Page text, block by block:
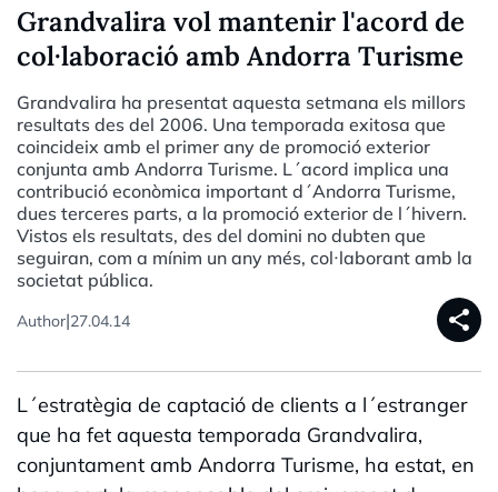
Grandvalira vol mantenir l'acord de
col·laboració amb Andorra Turisme
Grandvalira ha presentat aquesta setmana els millors
resultats des del 2006. Una temporada exitosa que
coincideix amb el primer any de promoció exterior
conjunta amb Andorra Turisme. L´acord implica una
contribució econòmica important d´Andorra Turisme,
dues terceres parts, a la promoció exterior de l´hivern.
Vistos els resultats, des del domini no dubten que
seguiran, com a mínim un any més, col·laborant amb la
societat pública.
Author|27.04.14 share
L´estratègia de captació de clients a l´estranger
que ha fet aquesta temporada Grandvalira,
conjuntament amb Andorra Turisme, ha estat, en